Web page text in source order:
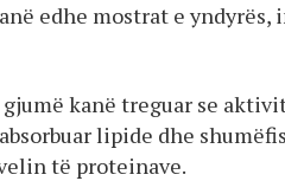
edhe mostrat e yndyrës,
kanë treguar se
lipide dhe
të proteinave.